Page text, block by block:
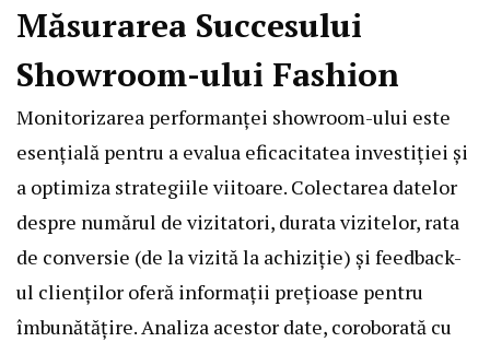
Măsurarea Succesului
Showroom-ului Fashion
Monitorizarea performanței showroom-ului este
esențială pentru a evalua eficacitatea investiției și
a optimiza strategiile viitoare. Colectarea datelor
despre numărul de vizitatori, durata vizitelor, rata
de conversie (de la vizită la achiziție) și feedback-
ul clienților oferă informații prețioase pentru
îmbunătățire. Analiza acestor date, coroborată cu